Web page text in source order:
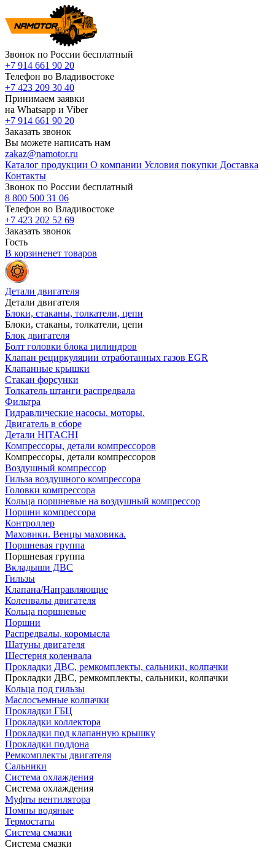
Звонок по России бесплатный
+7 914 661 90 20
Телефон во Владивостоке
+7 423 209 30 40
Принимаем заявки
на Whatsapp и Viber
+7 914 661 90 20
Заказать звонок
Вы можете написать нам
zakaz@namotor.ru
Каталог продукции О компании Условия покупки Доставка
Контакты
Звонок по России бесплатный
8 800 500 31 06
Телефон во Владивостоке
+7 423 202 52 69
Заказать звонок
Гость
В корзиненет товаров
Детали двигателя
Детали двигателя
Блоки, стаканы, толкатели, цепи
Блоки, стаканы, толкатели, цепи
Блок двигателя
Болт головки блока цилиндров
Клапан рециркуляции отработанных газов EGR
Клапанные крышки
Стакан форсунки
Толкатель штанги распредвала
Фильтра
Гидравлические насосы. моторы.
Двигатель в сборе
Детали HITACHI
Компрессоры, детали компрессоров
Компрессоры, детали компрессоров
Воздушный компрессор
Гильза воздушного компрессора
Головки компрессора
Кольца поршневые на воздушный компрессор
Поршни компрессора
Контроллер
Маховики. Венцы маховика.
Поршневая группа
Поршневая группа
Вкладыши ДВС
Гильзы
Клапана/Направляющие
Коленвалы двигателя
Кольца поршневые
Поршни
Распредвалы, коромысла
Шатуны двигателя
Шестерня коленвала
Прокладки ДВС, ремкомплекты, сальники, колпачки
Прокладки ДВС, ремкомплекты, сальники, колпачки
Кольца под гильзы
Маслосъемные колпачки
Прокладки ГБЦ
Прокладки коллектора
Прокладки под клапанную крышку
Прокладки поддона
Ремкомплекты двигателя
Сальники
Система охлаждения
Система охлаждения
Муфты вентилятора
Помпы водяные
Термостаты
Система смазки
Система смазки